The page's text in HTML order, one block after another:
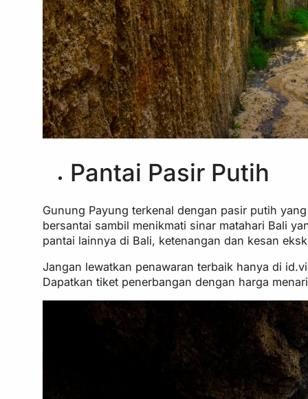
Pantai Pasir Putih
Gunung Payung terkenal dengan pasir putih
bersantai sambil menikmati sinar matahari Bali
pantai lainnya di Bali, ketenangan dan kesan
Jangan lewatkan penawaran terbaik hanya di
Dapatkan tiket penerbangan dengan harga